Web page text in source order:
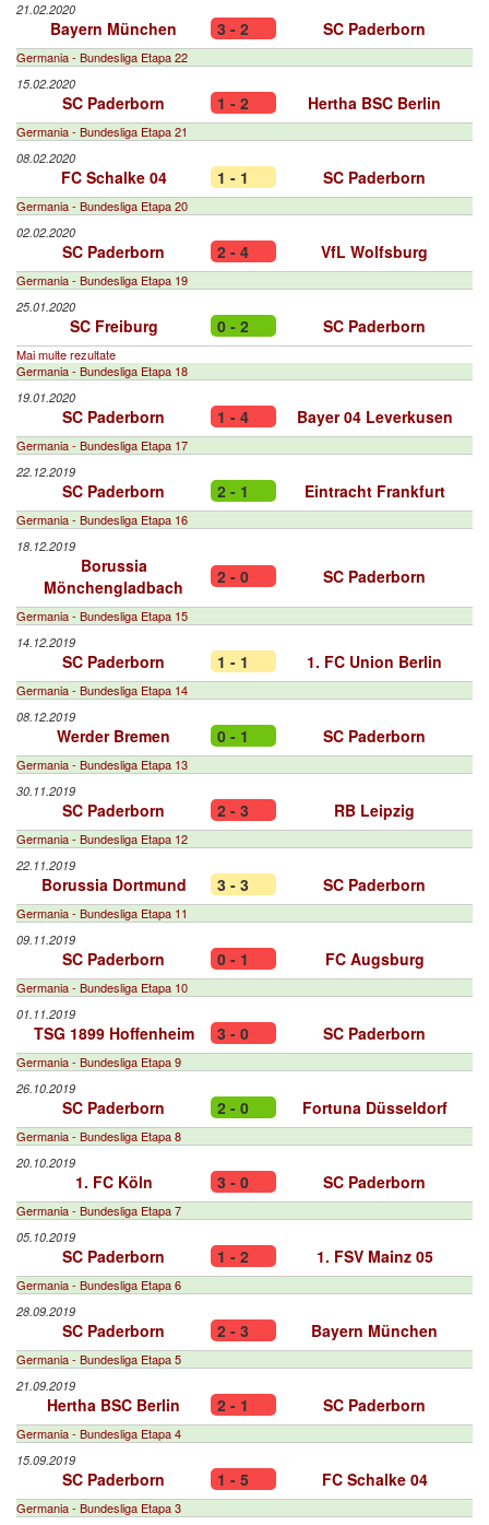
21.02.2020
Bayern München 3 - 2 SC Paderborn
Germania - Bundesliga Etapa 22
15.02.2020
SC Paderborn 1 - 2 Hertha BSC Berlin
Germania - Bundesliga Etapa 21
08.02.2020
FC Schalke 04 1 - 1 SC Paderborn
Germania - Bundesliga Etapa 20
02.02.2020
SC Paderborn 2 - 4 VfL Wolfsburg
Germania - Bundesliga Etapa 19
25.01.2020
SC Freiburg 0 - 2 SC Paderborn
Mai multe rezultate
Germania - Bundesliga Etapa 18
19.01.2020
SC Paderborn 1 - 4 Bayer 04 Leverkusen
Germania - Bundesliga Etapa 17
22.12.2019
SC Paderborn 2 - 1 Eintracht Frankfurt
Germania - Bundesliga Etapa 16
18.12.2019
Borussia
Mönchengladbach
2 - 0 SC Paderborn
Germania - Bundesliga Etapa 15
14.12.2019
SC Paderborn 1 - 1 1. FC Union Berlin
Germania - Bundesliga Etapa 14
08.12.2019
Werder Bremen 0 - 1 SC Paderborn
Germania - Bundesliga Etapa 13
30.11.2019
SC Paderborn 2 - 3 RB Leipzig
Germania - Bundesliga Etapa 12
22.11.2019
Borussia Dortmund 3 - 3 SC Paderborn
Germania - Bundesliga Etapa 11
09.11.2019
SC Paderborn 0 - 1 FC Augsburg
Germania - Bundesliga Etapa 10
01.11.2019
TSG 1899 Hoffenheim 3 - 0 SC Paderborn
Germania - Bundesliga Etapa 9
26.10.2019
SC Paderborn 2 - 0 Fortuna Düsseldorf
Germania - Bundesliga Etapa 8
20.10.2019
1. FC Köln 3 - 0 SC Paderborn
Germania - Bundesliga Etapa 7
05.10.2019
SC Paderborn 1 - 2 1. FSV Mainz 05
Germania - Bundesliga Etapa 6
28.09.2019
SC Paderborn 2 - 3 Bayern München
Germania - Bundesliga Etapa 5
21.09.2019
Hertha BSC Berlin 2 - 1 SC Paderborn
Germania - Bundesliga Etapa 4
15.09.2019
SC Paderborn 1 - 5 FC Schalke 04
Germania - Bundesliga Etapa 3